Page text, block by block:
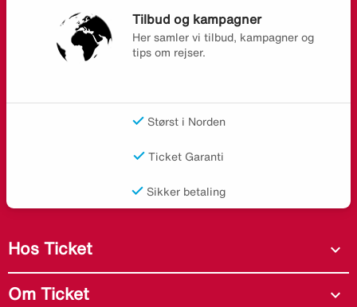
Tilbud og kampagner
Her samler vi tilbud, kampagner og
tips om rejser.
Størst i Norden
Ticket Garanti
Sikker betaling
Hos Ticket expand_more
Om Ticket expand_more